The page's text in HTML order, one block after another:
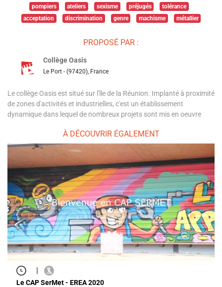
pompiers ateliers sexisme préjugés
tolérance
acceptation
discrimination genre machisme métallier
PROPOSÉ PAR :
Collège Oasis
Le Port - (97420), France
Le collège Oasis est situé sur l'île de la Réunion. Implanté à proximité
de zones d'activités et industrielles, c'est un établissement
dynamique dans lequel de nombreux projets sont mis en oeuvre
À DÉCOUVRIR ÉGALEMENT
|
Le CAP SerMet - EREA 2020